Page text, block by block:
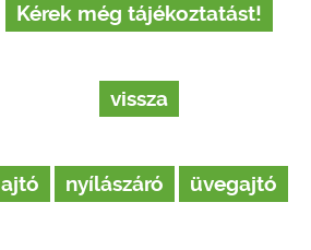
Kérek még tájékoztatást!
vissza
ajtó nyílászáró üvegajtó